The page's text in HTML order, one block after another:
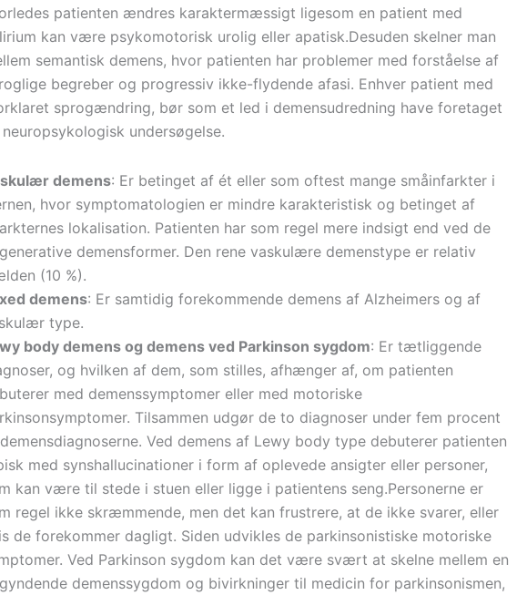
patienten ændres karaktermæssigt ligesom en patient med
kan være psykomotorisk urolig eller apatisk.Desuden skelner man
semantisk demens, hvor patienten har problemer med forståelse af
begreber og progressiv ikke-flydende afasi. Enhver patient med
sprogændring, bør som et led i demensudredning have foretaget
neuropsykologisk undersøgelse.
demens: Er betinget af ét eller som oftest mange småinfarkter i
hvor symptomatologien er mindre karakteristisk og betinget af
lokalisation. Patienten har som regel mere indsigt end ved de
demensformer. Den rene vaskulære demenstype er relativ
(10 %).
demens: Er samtidig forekommende demens af Alzheimers og af
type.
body demens og demens ved Parkinson sygdom: Er tætliggende
og hvilken af dem, som stilles, afhænger af, om patienten
med demenssymptomer eller med motoriske
Tilsammen udgør de to diagnoser under fem procent
Ved demens af Lewy body type debuterer patienten
med synshallucinationer i form af oplevede ansigter eller personer,
kan være til stede i stuen eller ligge i patientens seng.Personerne er
regel ikke skræmmende, men det kan frustrere, at de ikke svarer, eller
de forekommer dagligt. Siden udvikles de parkinsonistiske motoriske
Ved Parkinson sygdom kan det være svært at skelne mellem en
demenssygdom og bivirkninger til medicin for parkinsonismen,